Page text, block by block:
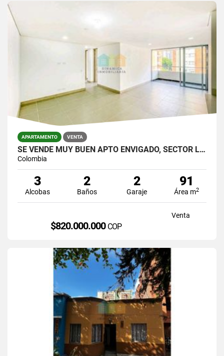
APARTAMENTO VENTA
SE VENDE MUY BUEN APTO ENVIGADO, SECTOR LA ABADIA,UNIDAD MUY COMPLETA.
Colombia
3
Alcobas
2
Baños
2
Garaje
91
Área m2
Venta
$820.000.000 COP